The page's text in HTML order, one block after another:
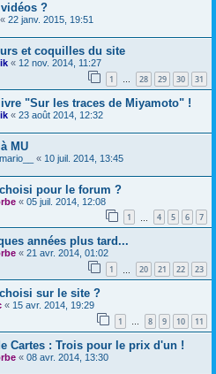
?
« 22 janv. 2015, 19:51
et coquilles du site
« 12 nov. 2014, 11:27
1 … 28 29 30 31
"Sur les traces de Miyamoto" !
« 23 août 2014, 12:32
MU
« 10 juil. 2014, 13:45
pour le forum ?
« 05 juil. 2014, 12:08
1 4 5 6 7
années plus tard...
« 21 avr. 2014, 01:02
1 20 21 22 23
sur le site ?
« 15 avr. 2014, 19:29
1 … 8 9 10 11
Cartes : Trois pour le prix d'un !
« 08 avr. 2014, 13:30